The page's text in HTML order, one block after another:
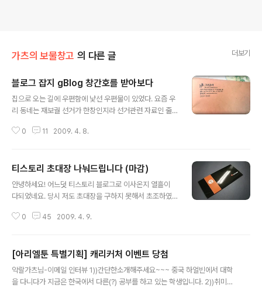
가츠의 보물창고 의 다른 글 더보기
블로그 잡지 gBlog 창간호를 받아보다
집으로 오는 길에 우편함에 낯선 우편물이 있었다. 요즘 우
리 동네는 재보궐 선거가 한창인지라 선거관련 자료인 줄
에 블로거뉴스 베스트란을 보다가 무료로 배포한다길래 아
신청해본건데 이틀만에 오다니 알라딘이나 YES24보다
훨씬 빠른 총알배송이구나. 그린비 출판사? 분명히 어디선
가 들어본 거 같은데 곰곰이 생각해보니 몇달전에 읽은 문
였다. 그린비는 초록벌입니다. '초록'이라는 우리말이 주는
0 11 2009. 4. 8.
티스토리 초대장 나눠드립니다 (마감)
안녕하세요! 어느덧 티스토리 블로그로 이사온지 열흘이
다되었네요. 당시 저도 초대장을 구하지 못해서 초조하였
었습니다. 첫 포스팅 내용이 초대장을 구해서 티스토리로
다'로 등록되는 줄도 몰랐습니다. 다음날 포스팅 코멘트가
수십개 달렸더군요. 전부 초대장 있으면 달라시는 분들이
었습니다. 마음 같아선 전원에게 다 드리고 싶었지만 가입
0 45 2009. 4. 9.
[아리엘툰 특별기획] 캐리커처 이벤트 당첨
악랄가츠님-이메일 인터뷰 1))간단한소개해주세요~~~ 중국 하얼빈에서 대학
을 다니다가 지금은 한국에서 다른(?) 공부를 하고 있는 학생입니다. 2))취미나